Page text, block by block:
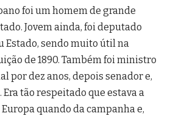
foi um homem de grande
Jovem ainda, foi deputado
Estado, sendo muito útil na
de 1890. Também foi ministro
por dez anos, depois senador e,
tão respeitado que estava a
quando da campanha e,